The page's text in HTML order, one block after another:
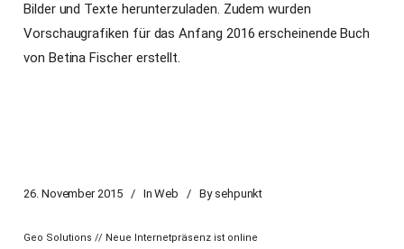
Bilder und Texte herunterzuladen. Zudem wurden
Vorschaugrafiken für das Anfang 2016 erscheinende Buch
von Betina Fischer erstellt.
26. November 2015 In Web By sehpunkt
Geo Solutions // Neue Internetpräsenz ist online